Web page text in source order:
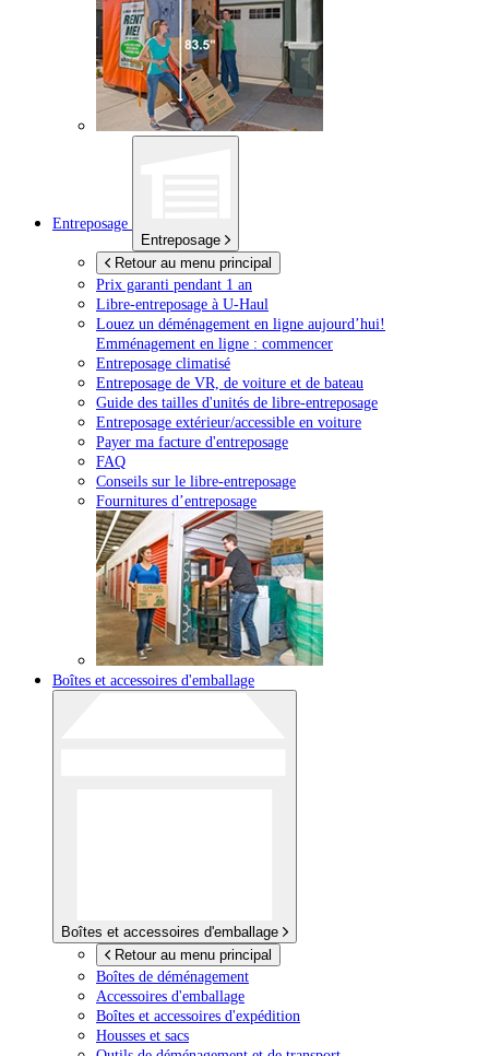
Entreposage
Entreposage
Retour au menu principal
Prix garanti pendant 1 an
Libre-entreposage à U-Haul
Louez un déménagement en ligne aujourd’hui!
Emménagement en ligne : commencer
Entreposage climatisé
Entreposage de VR, de voiture et de bateau
Guide des tailles d'unités de libre-entreposage
Entreposage extérieur/accessible en voiture
Payer ma facture d'entreposage
FAQ
Conseils sur le libre-entreposage
Fournitures d’entreposage
Boîtes et accessoires d'emballage
Boîtes et accessoires d'emballage
Retour au menu principal
Boîtes de déménagement
Accessoires d'emballage
Boîtes et accessoires d'expédition
Housses et sacs